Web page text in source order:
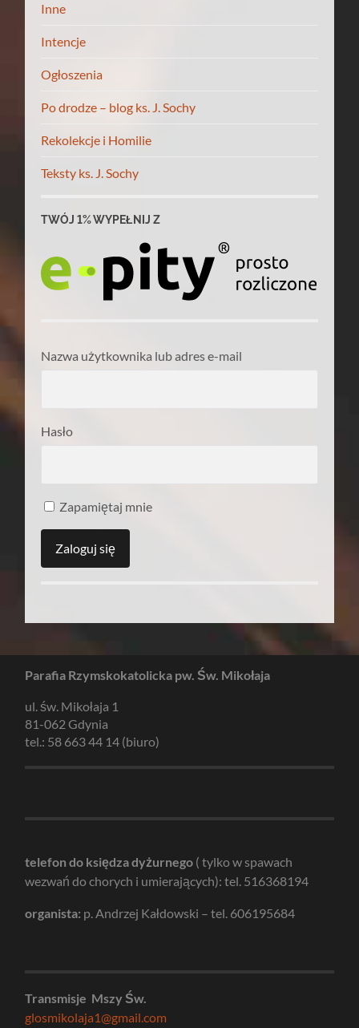
Inne
Intencje
Ogłoszenia
Po drodze – blog ks. J. Sochy
Rekolekcje i Homilie
Teksty ks. J. Sochy
TWÓJ 1% WYPEŁNIJ Z
Nazwa użytkownika lub adres e-mail
Hasło
Zapamiętaj mnie
Parafia Rzymskokatolicka pw. Św. Mikołaja
ul. św. Mikołaja 1
81-062 Gdynia
tel.: 58 663 44 14 (biuro)
telefon do księdza dyżurnego ( tylko w spawach
wezwań do chorych i umierających): tel. 516368194
organista: p. Andrzej Kałdowski – tel. 606195684
Transmisje Mszy Św.
glosmikolaja1@gmail.com